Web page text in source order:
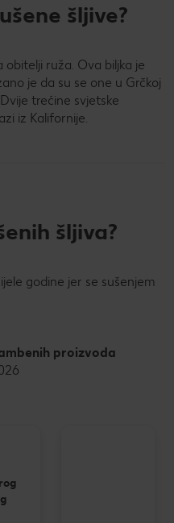
šljive?
obitelji ruža. Ova biljka je
je da su se one u Grčkoj
trećine svjetske
iz Kalifornije.
šljiva?
godine jer se sušenjem
proizvoda